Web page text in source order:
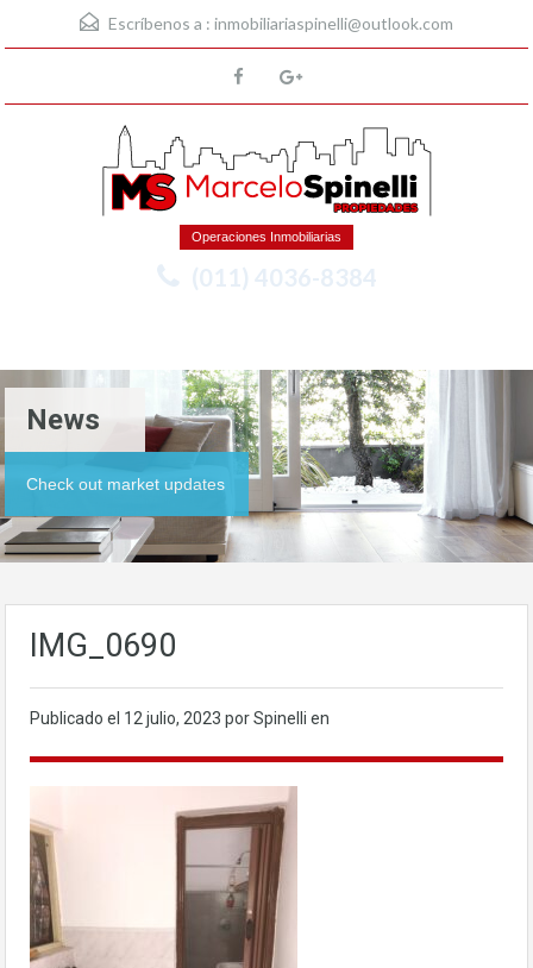
Escríbenos a : inmobiliariaspinelli@outlook.com
Operaciones Inmobiliarias
(011) 4036-8384
News
Check out market updates
IMG_0690
Publicado el 12 julio, 2023 por Spinelli en